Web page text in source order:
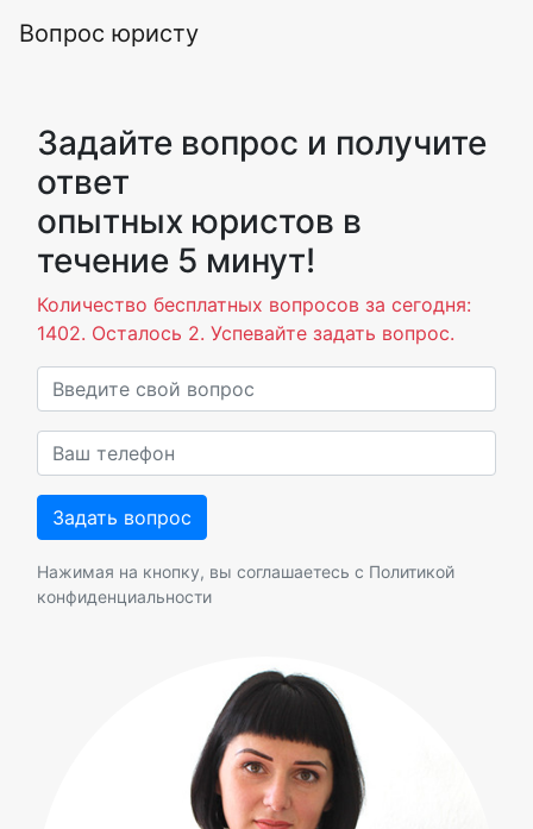
Вопрос юристу
Задайте вопрос и получите
ответ
опытных юристов в
течение 5 минут!
Количество бесплатных вопросов за сегодня:
1402. Осталось 2. Успевайте задать вопрос.
Нажимая на кнопку, вы соглашаетесь с Политикой
конфиденциальности